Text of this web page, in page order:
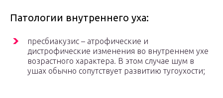
Патологии внутреннего уха:
пресбиакузис – атрофические и
дистрофические изменения во внутреннем ухе
возрастного характера. В этом случае шум в
ушах обычно сопутствует развитию тугоухости;